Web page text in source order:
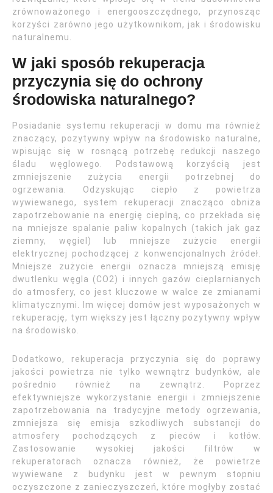
zrównoważonego i energooszczędnego, przynosząc
korzyści zarówno jego użytkownikom, jak i środowisku
naturalnemu.
W jaki sposób rekuperacja
przyczynia się do ochrony
środowiska naturalnego?
Posiadanie systemu rekuperacji w domu ma również
znaczący, pozytywny wpływ na środowisko naturalne,
wpisując się w rosnącą potrzebę redukcji naszego
śladu węglowego. Podstawową korzyścią jest
zmniejszenie zużycia energii potrzebnej do
ogrzewania. Odzyskując ciepło z powietrza
wywiewanego, system rekuperacji znacząco obniża
zapotrzebowanie na energię cieplną, co przekłada się
na mniejsze spalanie paliw kopalnych (takich jak gaz
ziemny, węgiel) lub mniejsze zużycie energii
elektrycznej pochodzącej z konwencjonalnych źródeł.
Mniejsze zużycie energii oznacza mniejszą emisję
dwutlenku węgla (CO2) i innych gazów cieplarnianych
do atmosfery, co jest kluczowe w walce ze zmianami
klimatycznymi. Im więcej domów jest wyposażonych w
rekuperację, tym większy jest łączny pozytywny wpływ
na środowisko.
Dodatkowo, rekuperacja przyczynia się do poprawy
jakości powietrza nie tylko wewnątrz budynków, ale
pośrednio również na zewnątrz. Poprzez
efektywniejsze wykorzystanie energii i zmniejszenie
zapotrzebowania na tradycyjne metody ogrzewania,
zmniejsza się emisja szkodliwych substancji do
atmosfery pochodzących z pieców i kotłów.
Zastosowanie wysokiej jakości filtrów w
rekuperatorach oznacza również, że powietrze
wywiewane z budynku jest w pewnym stopniu
oczyszczone z zanieczyszczeń, które mogłyby zostać